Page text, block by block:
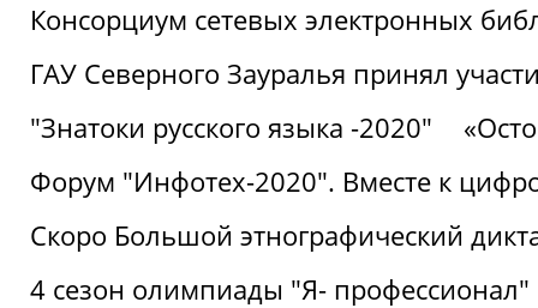
Консорциум сетевых электронных
ГАУ Северного Зауралья принял
"Знатоки русского языка -2020"
Форум "Инфотех-2020". Вместе к
Скоро Большой этнографический
4 сезон олимпиады "Я- профессионал"